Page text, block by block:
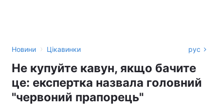
Новини › Цікавинки рус
Не купуйте кавун, якщо бачите
це: експертка назвала головний
"червоний прапорець"